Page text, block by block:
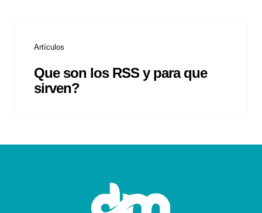
Artículos
Que son los RSS y para que
sirven?